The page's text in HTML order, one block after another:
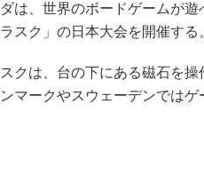
は、世界のボードゲームが遊
スク」の日本大会を開催する
クは、台の下にある磁石を操
マークやスウェーデンではゲ